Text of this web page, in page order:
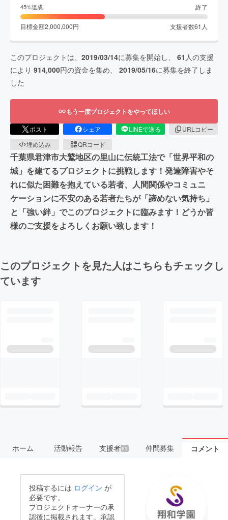
45%達成 終了
目標金額2,000,000円 支援者数61 人
このプロジェクトは、 2019/03/14に募集を開始し、 61 人の支援
により 914,000円の資金を集め、 2019/05/16に募集を終了しま
した
もう一度プロジェクトをやってほしい
ポスト シェア LINEで送る
URLコピー
埋め込み
QRコード
千葉県君津市大鷲地区の里山に伝統工法で「世界平和の
城」を建てるプロジェクトに挑戦します！発達障害やそ
れに似た困難を抱えている若者、人間関係やコミュニ
ケーションに不安のある若者たちが「諦めない気持ち」
と「強い絆」でこのプロジェクトに臨みます！どうか皆
様のご支援をよろしくお願い致します！
このプロジェクトを見た人はこちらもチェックし
ています
ホーム 活動報告 支援者61 仲間募集 コメント
投稿するには ログイン が
必要です。
プロジェクトオーナーの承
認後に掲載されます。承認